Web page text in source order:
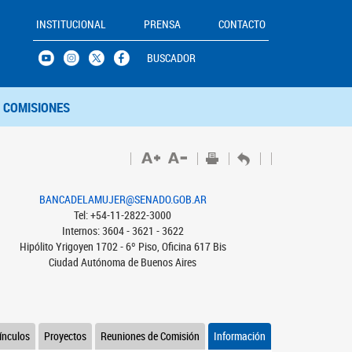
INSTITUCIONAL PRENSA CONTACTO
BUSCADOR
COMISIONES
BANCADELAMUJER@SENADO.GOB.AR
Tel: +54-11-2822-3000
Internos: 3604 - 3621 - 3622
Hipólito Yrigoyen 1702 - 6º Piso, Oficina 617 Bis
Ciudad Autónoma de Buenos Aires
Información
Reuniones de Comisión
Proyectos